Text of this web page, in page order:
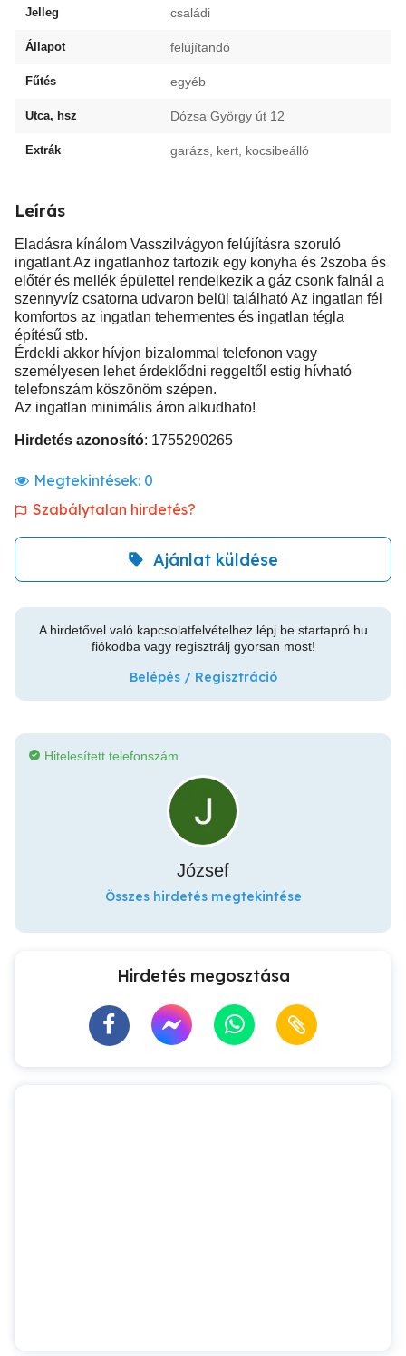
Jelleg családi
Állapot felújítandó
Fűtés egyéb
Utca, hsz Dózsa György út 12
Extrák garázs, kert, kocsibeálló
Leírás
Eladásra kínálom Vasszilvágyon felújításra szoruló
ingatlant.Az ingatlanhoz tartozik egy konyha és 2szoba és
előtér és mellék épülettel rendelkezik a gáz csonk falnál a
szennyvíz csatorna udvaron belül található Az ingatlan fél
komfortos az ingatlan tehermentes és ingatlan tégla
építésű stb.
Érdekli akkor hívjon bizalommal telefonon vagy
személyesen lehet érdeklődni reggeltől estig hívható
telefonszám köszönöm szépen.
Az ingatlan minimális áron alkudhato!
Hirdetés azonosító: 1755290265
Megtekintések: 0
Szabálytalan hirdetés?
Ajánlat küldése
A hirdetővel való kapcsolatfelvételhez lépj be startapró.hu
fiókodba vagy regisztrálj gyorsan most!
Belépés / Regisztráció
Hitelesített telefonszám
József
Összes hirdetés megtekintése
Hirdetés megosztása